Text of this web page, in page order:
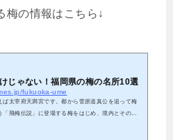
梅の情報はこちら↓
じゃない！福岡県の梅の名所10選
fukuoka-ume
ば太宰府天満宮です。都から菅原道真公を追って梅
飛梅伝説」に登場する梅をはじめ、境内とその周